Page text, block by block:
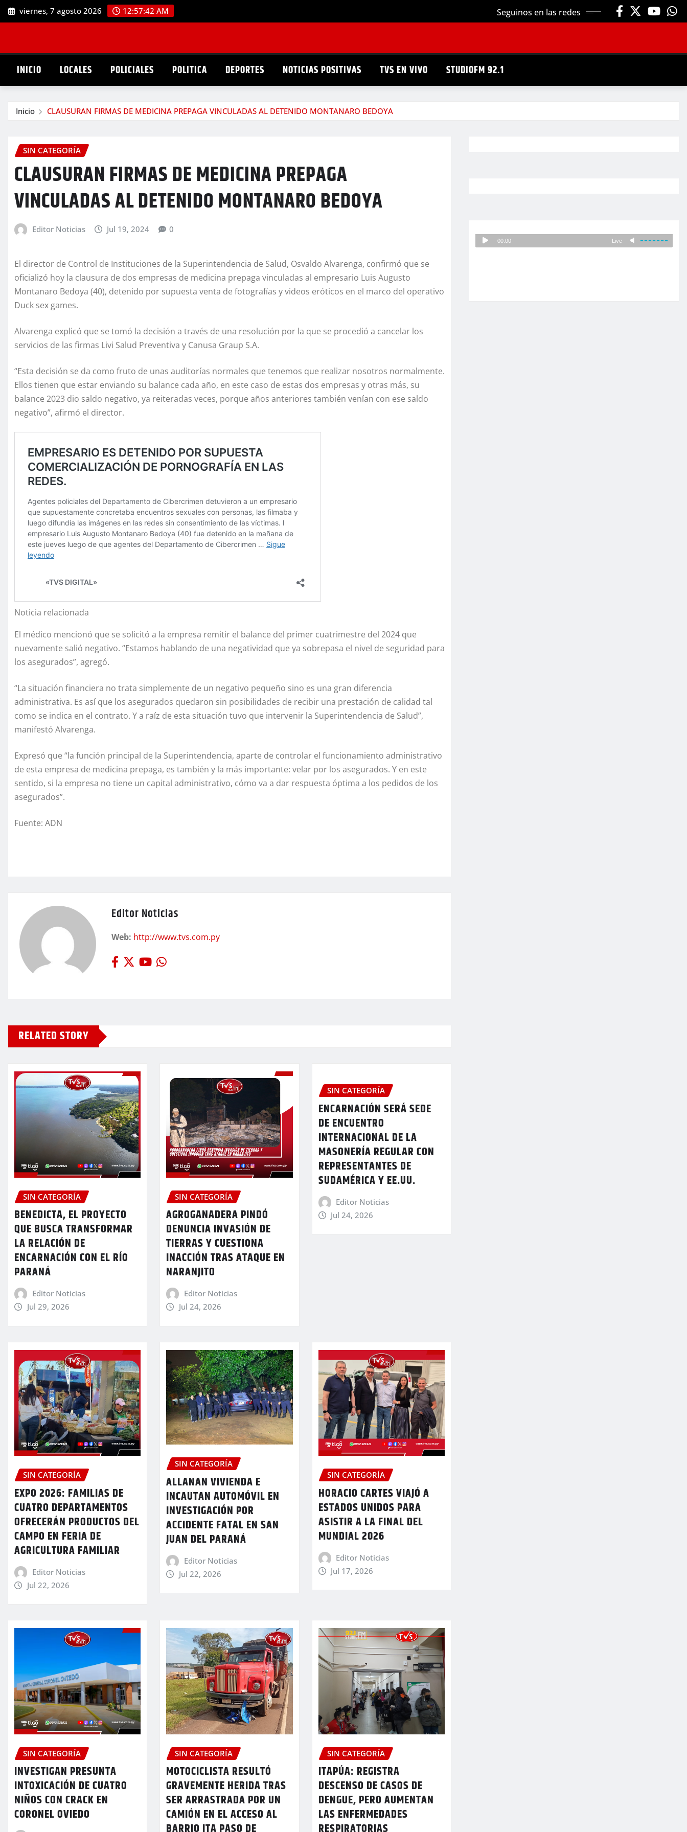
Saltar
al
viernes, 7 agosto 2026 12:57:43 AM Seguinos en las redes
INICIO LOCALES POLICIALES POLITICA DEPORTES NOTICIAS POSITIVAS TVS EN VIVO STUDIOFM 92.1
Inicio CLAUSURAN FIRMAS DE MEDICINA PREPAGA VINCULADAS AL DETENIDO MONTANARO BEDOYA
SIN CATEGORÍA
CLAUSURAN FIRMAS DE MEDICINA PREPAGA
VINCULADAS AL DETENIDO MONTANARO BEDOYA
Editor Noticias Jul 19, 2024 0
El director de Control de Instituciones de la Superintendencia de Salud, Osvaldo Alvarenga, confirmó que se
oficializó hoy la clausura de dos empresas de medicina prepaga vinculadas al empresario Luis Augusto
Montanaro Bedoya (40), detenido por supuesta venta de fotografías y videos eróticos en el marco del operativo
Duck sex games.
Alvarenga explicó que se tomó la decisión a través de una resolución por la que se procedió a cancelar los
servicios de las firmas Livi Salud Preventiva y Canusa Graup S.A.
“Esta decisión se da como fruto de unas auditorías normales que tenemos que realizar nosotros normalmente.
Ellos tienen que estar enviando su balance cada año, en este caso de estas dos empresas y otras más, su
balance 2023 dio saldo negativo, ya reiteradas veces, porque años anteriores también venían con ese saldo
negativo”, afirmó el director.
Noticia relacionada
El médico mencionó que se solicitó a la empresa remitir el balance del primer cuatrimestre del 2024 que
nuevamente salió negativo. “Estamos hablando de una negatividad que ya sobrepasa el nivel de seguridad para
los asegurados”, agregó.
“La situación financiera no trata simplemente de un negativo pequeño sino es una gran diferencia
administrativa. Es así que los asegurados quedaron sin posibilidades de recibir una prestación de calidad tal
como se indica en el contrato. Y a raíz de esta situación tuvo que intervenir la Superintendencia de Salud”,
manifestó Alvarenga.
Expresó que “la función principal de la Superintendencia, aparte de controlar el funcionamiento administrativo
de esta empresa de medicina prepaga, es también y la más importante: velar por los asegurados. Y en este
sentido, si la empresa no tiene un capital administrativo, cómo va a dar respuesta óptima a los pedidos de los
asegurados”.
Fuente: ADN
Editor Noticias
Web: http://www.tvs.com.py
RELATED STORY
SIN CATEGORÍA
BENEDICTA, EL PROYECTO
QUE BUSCA TRANSFORMAR
LA RELACIÓN DE
ENCARNACIÓN CON EL RÍO
PARANÁ
Editor Noticias
Jul 29, 2026
SIN CATEGORÍA
AGROGANADERA PINDÓ
DENUNCIA INVASIÓN DE
TIERRAS Y CUESTIONA
INACCIÓN TRAS ATAQUE EN
NARANJITO
Editor Noticias
Jul 24, 2026
SIN CATEGORÍA
ENCARNACIÓN SERÁ SEDE
DE ENCUENTRO
INTERNACIONAL DE LA
MASONERÍA REGULAR CON
REPRESENTANTES DE
SUDAMÉRICA Y EE.UU.
Editor Noticias
Jul 24, 2026
SIN CATEGORÍA
EXPO 2026: FAMILIAS DE
CUATRO DEPARTAMENTOS
OFRECERÁN PRODUCTOS DEL
CAMPO EN FERIA DE
AGRICULTURA FAMILIAR
Editor Noticias
Jul 22, 2026
SIN CATEGORÍA
ALLANAN VIVIENDA E
INCAUTAN AUTOMÓVIL EN
INVESTIGACIÓN POR
ACCIDENTE FATAL EN SAN
JUAN DEL PARANÁ
Editor Noticias
Jul 22, 2026
SIN CATEGORÍA
HORACIO CARTES VIAJÓ A
ESTADOS UNIDOS PARA
ASISTIR A LA FINAL DEL
MUNDIAL 2026
Editor Noticias
Jul 17, 2026
SIN CATEGORÍA
INVESTIGAN PRESUNTA
INTOXICACIÓN DE CUATRO
NIÑOS CON CRACK EN
CORONEL OVIEDO
SIN CATEGORÍA
MOTOCICLISTA RESULTÓ
GRAVEMENTE HERIDA TRAS
SER ARRASTRADA POR UN
CAMIÓN EN EL ACCESO AL
SIN CATEGORÍA
ITAPÚA: REGISTRA
DESCENSO DE CASOS DE
DENGUE, PERO AUMENTAN
LAS ENFERMEDADES